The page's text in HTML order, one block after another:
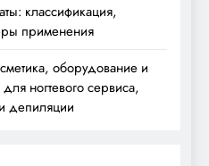
классификация,
применения
оборудование и
ногтевого сервиса,
депиляции